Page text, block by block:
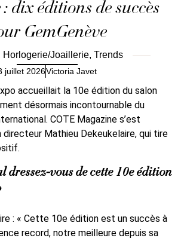
dix éditions de succès
GemGenève
Horlogerie/Joaillerie, Trends
juillet 2026Victoria Javet
accueillait la 10e édition du salon
désormais incontournable du
COTE Magazine s’est
Mathieu Dekeukelaire, qui tire
dressez-vous de cette 10e édition
: « Cette 10e édition est un succès à
record, notre meilleure depuis sa